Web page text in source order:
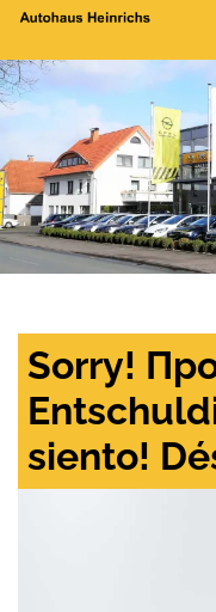
Sorry!
siento!